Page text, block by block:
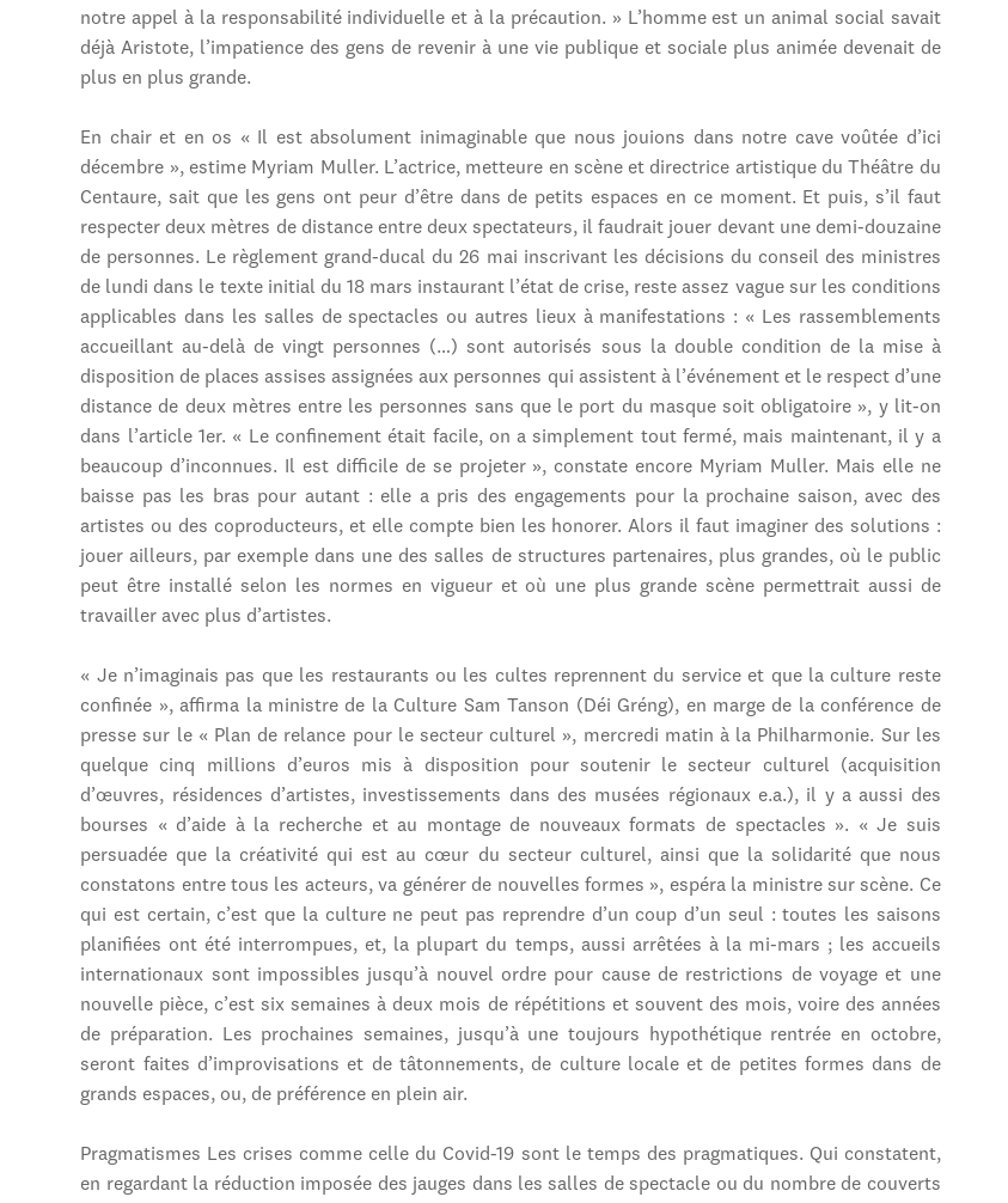
notre appel à la responsabilité individuelle et à la précaution. » L’homme est un animal social savait
déjà Aristote, l’impatience des gens de revenir à une vie publique et sociale plus animée devenait de
plus en plus grande.
En chair et en os « Il est absolument inimaginable que nous jouions dans notre cave voûtée d’ici
décembre », estime Myriam Muller. L’actrice, metteure en scène et directrice artistique du Théâtre du
Centaure, sait que les gens ont peur d’être dans de petits espaces en ce moment. Et puis, s’il faut
respecter deux mètres de distance entre deux spectateurs, il faudrait jouer devant une demi-douzaine
de personnes. Le règlement grand-ducal du 26 mai inscrivant les décisions du conseil des ministres
de lundi dans le texte initial du 18 mars instaurant l’état de crise, reste assez vague sur les conditions
applicables dans les salles de spectacles ou autres lieux à manifestations : « Les rassemblements
accueillant au-delà de vingt personnes (…) sont autorisés sous la double condition de la mise à
disposition de places assises assignées aux personnes qui assistent à l’événement et le respect d’une
distance de deux mètres entre les personnes sans que le port du masque soit obligatoire », y lit-on
dans l’article 1er. « Le confinement était facile, on a simplement tout fermé, mais maintenant, il y a
beaucoup d’inconnues. Il est difficile de se projeter », constate encore Myriam Muller. Mais elle ne
baisse pas les bras pour autant : elle a pris des engagements pour la prochaine saison, avec des
artistes ou des coproducteurs, et elle compte bien les honorer. Alors il faut imaginer des solutions :
jouer ailleurs, par exemple dans une des salles de structures partenaires, plus grandes, où le public
peut être installé selon les normes en vigueur et où une plus grande scène permettrait aussi de
travailler avec plus d’artistes.
« Je n’imaginais pas que les restaurants ou les cultes reprennent du service et que la culture reste
confinée », affirma la ministre de la Culture Sam Tanson (Déi Gréng), en marge de la conférence de
presse sur le « Plan de relance pour le secteur culturel », mercredi matin à la Philharmonie. Sur les
quelque cinq millions d’euros mis à disposition pour soutenir le secteur culturel (acquisition
d’œuvres, résidences d’artistes, investissements dans des musées régionaux e.a.), il y a aussi des
bourses « d’aide à la recherche et au montage de nouveaux formats de spectacles ». « Je suis
persuadée que la créativité qui est au cœur du secteur culturel, ainsi que la solidarité que nous
constatons entre tous les acteurs, va générer de nouvelles formes », espéra la ministre sur scène. Ce
qui est certain, c’est que la culture ne peut pas reprendre d’un coup d’un seul : toutes les saisons
planifiées ont été interrompues, et, la plupart du temps, aussi arrêtées à la mi-mars ; les accueils
internationaux sont impossibles jusqu’à nouvel ordre pour cause de restrictions de voyage et une
nouvelle pièce, c’est six semaines à deux mois de répétitions et souvent des mois, voire des années
de préparation. Les prochaines semaines, jusqu’à une toujours hypothétique rentrée en octobre,
seront faites d’improvisations et de tâtonnements, de culture locale et de petites formes dans de
grands espaces, ou, de préférence en plein air.
Pragmatismes Les crises comme celle du Covid-19 sont le temps des pragmatiques. Qui constatent,
en regardant la réduction imposée des jauges dans les salles de spectacle ou du nombre de couverts